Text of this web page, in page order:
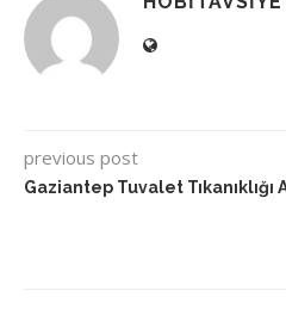
previous post
Gaziantep Tuvalet Tıkanıklığı